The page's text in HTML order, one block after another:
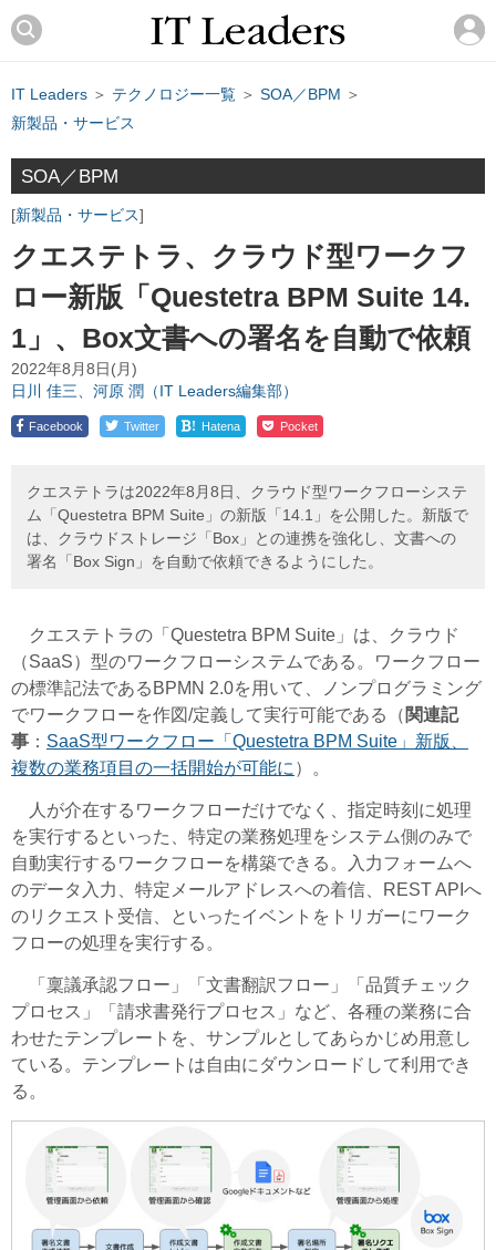
IT Leaders ＞ テクノロジー一覧 ＞ SOA／BPM ＞
新製品・サービス
SOA／BPM
新製品・サービス
クエステトラ、クラウド型ワークフ
ロー新版「Questetra BPM Suite 14.
1」、Box文書への署名を自動で依頼
2022年8月8日(月)
日川 佳三、河原 潤（IT Leaders編集部）
Facebook Twitter ! Hatena Pocket
クエステトラは2022年8月8日、クラウド型ワークフローシステ
ム「Questetra BPM Suite」の新版「14.1」を公開した。新版で
は、クラウドストレージ「Box」との連携を強化し、文書への
署名「Box Sign」を自動で依頼できるようにした。
クエステトラの「Questetra BPM Suite」は、
クラウド
（SaaS）型のワークフローシステムである。ワークフロー
の標準記法であるBPMN 2.0を用いて、ノンプログラミング
でワークフローを作図/定義して実行可能である（ 関連記
事 ： SaaS型ワークフロー「Questetra BPM Suite」新版、
複数の業務項目の一括開始が可能に ）。
人が介在するワークフローだけでなく、指定時刻に処理
を実行するといった、特定の業務処理をシステム側のみで
自動実行するワークフローを構築できる。入力フォームへ
のデータ入力、特定メールアドレスへの着信、REST APIへ
のリクエスト受信、といったイベントをトリガーにワーク
フローの処理を実行する。
「稟議承認フロー」「文書翻訳フロー」「品質チェック
プロセス」「請求書発行プロセス」など、各種の業務に合
わせたテンプレートを、サンプルとしてあらかじめ用意し
ている。テンプレートは自由にダウンロードして利用でき
る。